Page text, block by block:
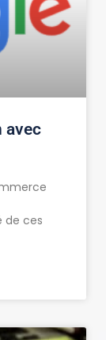
avec
de ces